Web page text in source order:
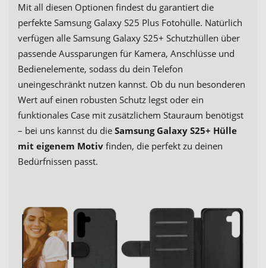
Mit all diesen Optionen findest du garantiert die
perfekte Samsung Galaxy S25 Plus Fotohülle. Natürlich
verfügen alle Samsung Galaxy S25+ Schutzhüllen über
passende Aussparungen für Kamera, Anschlüsse und
Bedienelemente, sodass du dein Telefon
uneingeschränkt nutzen kannst. Ob du nun besonderen
Wert auf einen robusten Schutz legst oder ein
funktionales Case mit zusätzlichem Stauraum benötigst
– bei uns kannst du die Samsung Galaxy S25+ Hülle
mit eigenem Motiv finden, die perfekt zu deinen
Bedürfnissen passt.